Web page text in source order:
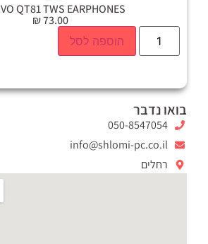
QT81 TWS EARPHONES
73.00
₪
הוספה לסל
בואו נדבר
050-8547054
info@shlomi-pc.co.il
רחלים